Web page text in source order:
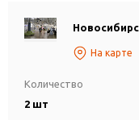
На карте
Количество
2 шт